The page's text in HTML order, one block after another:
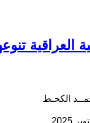
العراقية
الكحـط